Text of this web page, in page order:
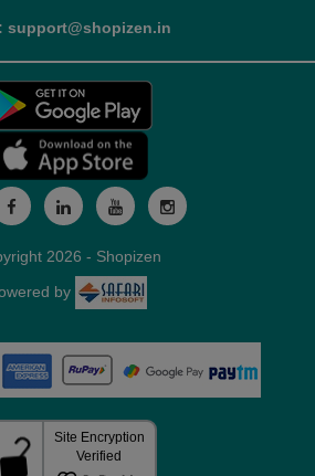
support@shopizen.in
2026 - Shopizen
by